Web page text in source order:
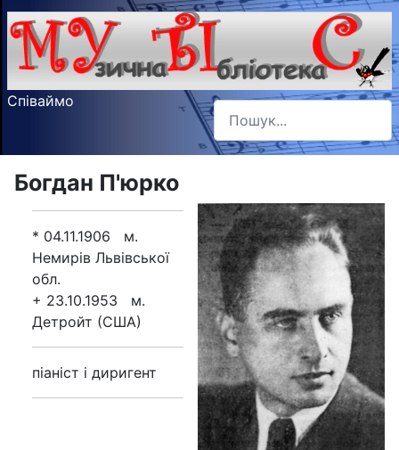
Співаймо Пошук
Type 2 or more characters
Богдан П'юрко
* 04.11.1906 м.
Немирів Львівської
обл.
+ 23.10.1953 м.
Детройт (США)
піаніст і диригент